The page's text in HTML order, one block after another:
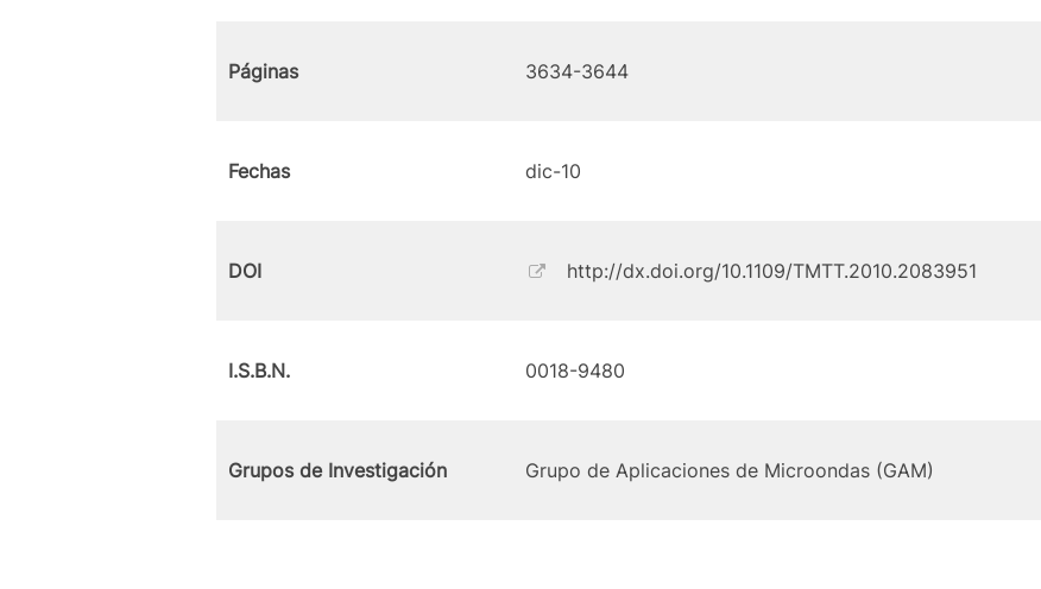
Páginas 3634-3644
Fechas dic-10
DOI http://dx.doi.org/10.1109/TMTT.2010.2083951
I.S.B.N. 0018-9480
Grupos de Investigación Grupo de Aplicaciones de Microondas (GAM)